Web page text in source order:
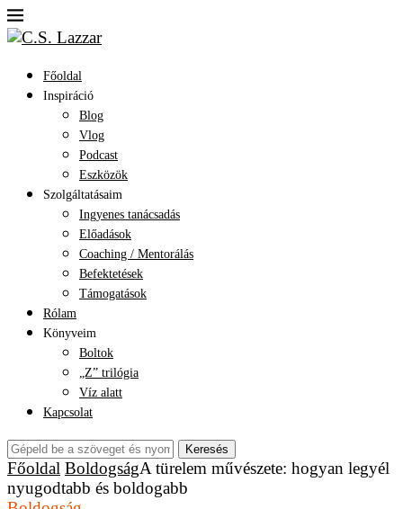
Főoldal
Inspiráció
Blog
Vlog
Podcast
Eszközök
Szolgáltatásaim
Ingyenes tanácsadás
Előadások
Coaching / Mentorálás
Befektetések
Támogatások
Rólam
Könyveim
Boltok
„Z” trilógia
Víz alatt
Kapcsolat
Keresés
Főoldal BoldogságA türelem művészete: hogyan legyél
nyugodtabb és boldogabb